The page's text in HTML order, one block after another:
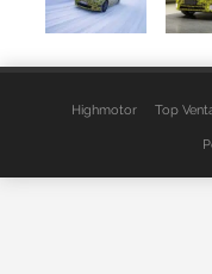
Highmotor Top